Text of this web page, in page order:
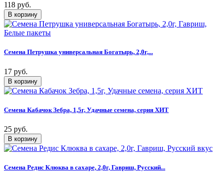
118 руб.
Семена Петрушка универсальная Богатырь, 2,0г,...
17 руб.
Семена Кабачок Зебра, 1,5г, Удачные семена, серия ХИТ
25 руб.
Семена Редис Клюква в сахаре, 2,0г, Гавриш, Русский...